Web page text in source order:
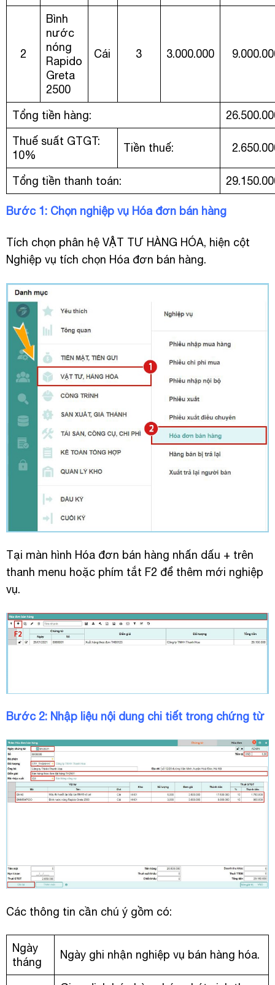
2
Bình
nước
nóng
Rapido
Greta
2500
Cái 3 3.000.000
Tổng tiền hàng:
Thuế suất GTGT:
10%
Tiền thuế:
Tổng tiền thanh toán:
Bước 1: Chọn nghiệp vụ Hóa đơn bán hàng
Tích chọn phân hệ VẬT TƯ HÀNG HÓA, hiện cột
Nghiệp vụ tích chọn Hóa đơn bán hàng.
Tại màn hình Hóa đơn bán hàng nhấn dấu + trên
thanh menu hoặc phím tắt F2 để thêm mới nghiệp
vụ.
Bước 2: Nhập liệu nội dung chi tiết trong chứng từ
Các thông tin cần chú ý gồm có:
Ngày
tháng
Ngày ghi nhận nghiệp vụ bán hàng hóa.